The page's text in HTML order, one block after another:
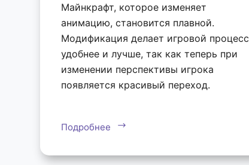
Майнкрафт, которое изменяет
анимацию, становится плавной.
Модификация делает игровой процесс
удобнее и лучше, так как теперь при
изменении перспективы игрока
появляется красивый переход.
Подробнее